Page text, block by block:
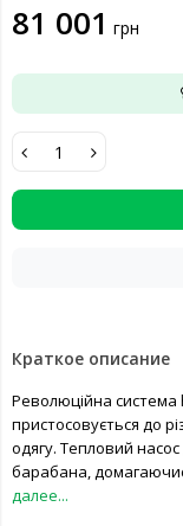
81 001 грн
Краткое описание
Революційна
пристосовується до
одягу. Тепловий
барабана,
далее...